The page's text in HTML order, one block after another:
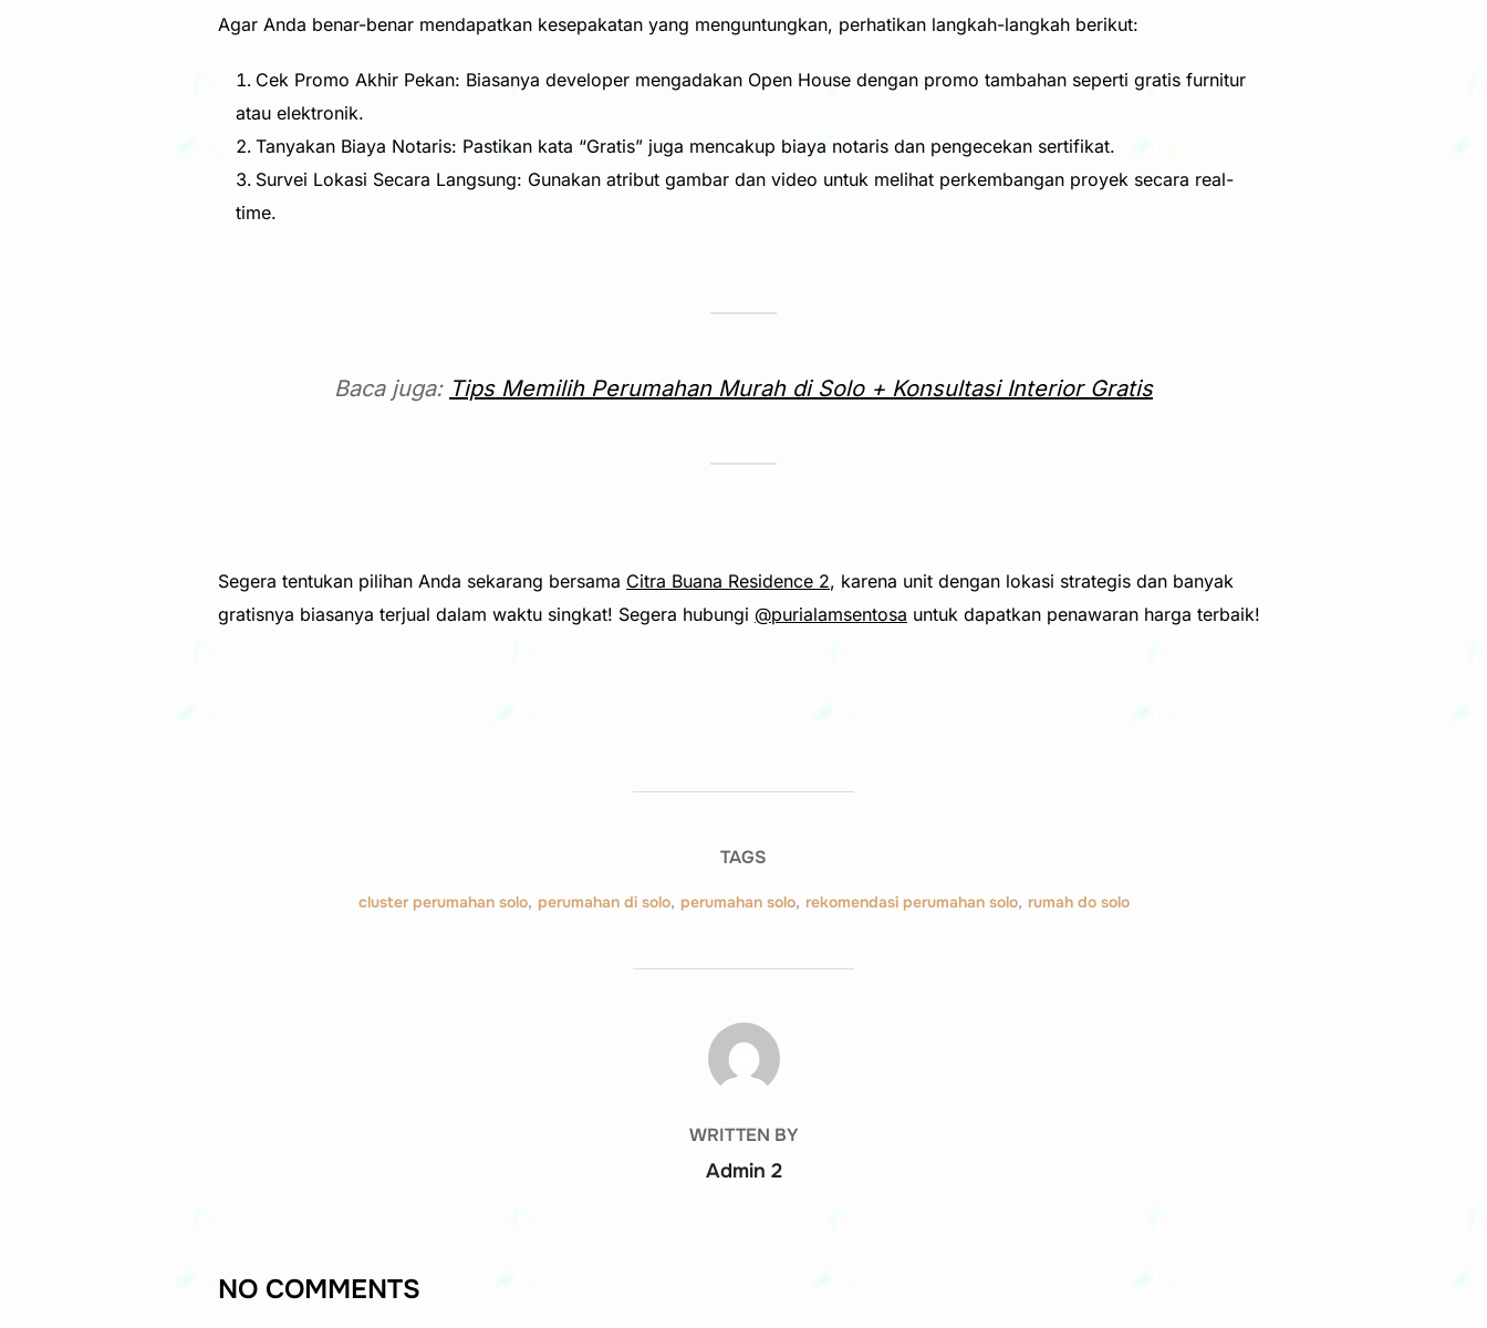
Agar Anda benar-benar mendapatkan kesepakatan yang menguntungkan, perhatikan langkah-langkah berikut:
Cek Promo Akhir Pekan: Biasanya developer mengadakan Open House dengan promo tambahan seperti gratis furnitur
atau elektronik.
Tanyakan Biaya Notaris: Pastikan kata “Gratis” juga mencakup biaya notaris dan pengecekan sertifikat.
Survei Lokasi Secara Langsung: Gunakan atribut gambar dan video untuk melihat perkembangan proyek secara real-
time.
Baca juga: Tips Memilih Perumahan Murah di Solo + Konsultasi Interior Gratis
Segera tentukan pilihan Anda sekarang bersama Citra Buana Residence 2, karena unit dengan lokasi strategis dan banyak
gratisnya biasanya terjual dalam waktu singkat! Segera hubungi @purialamsentosa untuk dapatkan penawaran harga terbaik!
TAGS
cluster perumahan solo, perumahan di solo, perumahan solo, rekomendasi perumahan solo, rumah do solo
POST AUTHOR
WRITTEN BY
Admin 2
NO COMMENTS